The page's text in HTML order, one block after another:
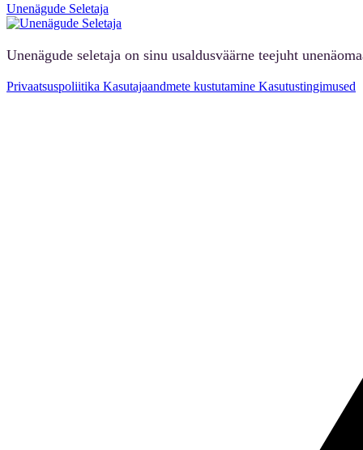
Unenägude Seletaja
Unenägude seletaja on sinu usaldusväärne teejuht
Privaatsuspoliitika Kasutajaandmete kustutamine Kasutustingimused